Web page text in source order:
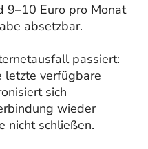
9–10 Euro pro Monat
absetzbar.
passiert:
letzte verfügbare
sich
wieder
nicht schließen.